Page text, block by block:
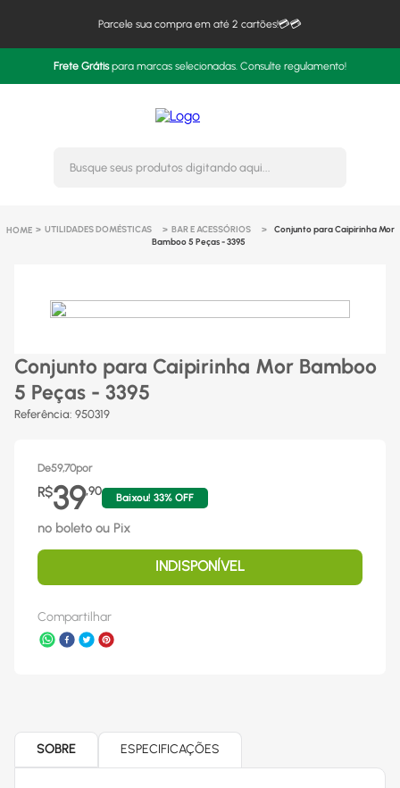
Parcele sua compra em até 2 cartões!💳💳
Frete Grátispara marcas selecionadas. Consulte regulamento!
Busque seus produtos
UTILIDADES DOMÉSTICAS BAR E ACESSÓRIOS
Conjunto para Caipirinha Mor
Bamboo 5 Peças - 3395
Conjunto para Caipirinha Mor Bamboo
5 Peças - 3395
Referência: 950319
De59,70por
R$39,90
Baixou! 33% OFF
no boleto ou Pix
INDISPONÍVEL
Compartilhar
SOBRE ESPECIFICAÇÕES